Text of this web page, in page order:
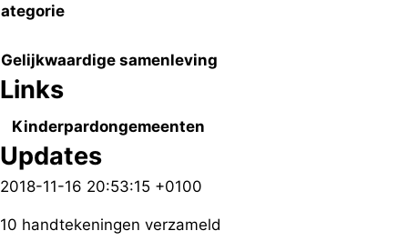
Gelijkwaardige samenleving
Links
Kinderpardongemeenten
Updates
2018-11-16 20:53:15 +0100
10 handtekeningen verzameld